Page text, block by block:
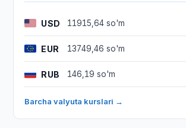
USD 11915,64 so'm
EUR 13749,46 so'm
RUB 146,19 so'm
Barcha valyuta kurslari →